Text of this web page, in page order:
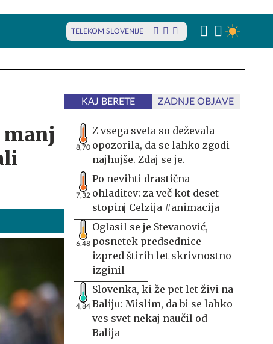
TELEKOM SLOVENIJE
KAJ BERETE ZADNJE OBJAVE
8,70
Z vsega sveta so deževala
opozorila, da se lahko zgodi
najhujše. Zdaj se je.
7,32
Po nevihti drastična
ohladitev: za več kot deset
stopinj Celzija #animacija
6,48
Oglasil se je Stevanović,
posnetek predsednice
izpred štirih let skrivnostno
izginil
4,84
Slovenka, ki že pet let živi na
Baliju: Mislim, da bi se lahko
ves svet nekaj naučil od
Balija